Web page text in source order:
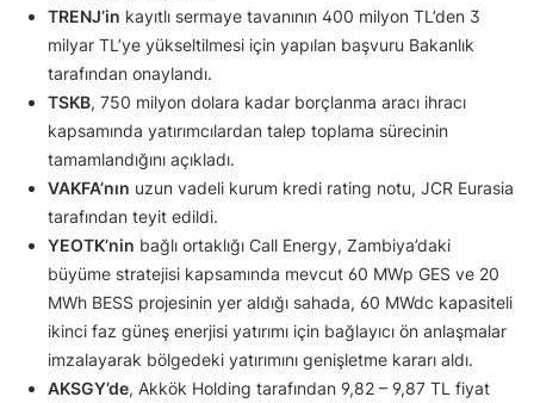
TRENJ’in kayıtlı sermaye tavanının 400 milyon TL’den 3
milyar TL’ye yükseltilmesi için yapılan başvuru Bakanlık
tarafından onaylandı.
TSKB, 750 milyon dolara kadar borçlanma aracı ihracı
kapsamında yatırımcılardan talep toplama sürecinin
tamamlandığını açıkladı.
VAKFA’nın uzun vadeli kurum kredi rating notu, JCR Eurasia
tarafından teyit edildi.
YEOTK’nin bağlı ortaklığı Call Energy, Zambiya’daki
büyüme stratejisi kapsamında mevcut 60 MWp GES ve 20
MWh BESS projesinin yer aldığı sahada, 60 MWdc kapasiteli
ikinci faz güneş enerjisi yatırımı için bağlayıcı ön anlaşmalar
imzalayarak bölgedeki yatırımını genişletme kararı aldı.
AKSGY’de, Akkök Holding tarafından 9,82 – 9,87 TL fiyat